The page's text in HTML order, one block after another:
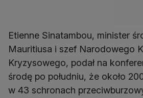
Etienne Sinatambou, minister
Mauritiusa i szef Narodowego
Kryzysowego, podał na
środę po południu, że około
w 43 schronach